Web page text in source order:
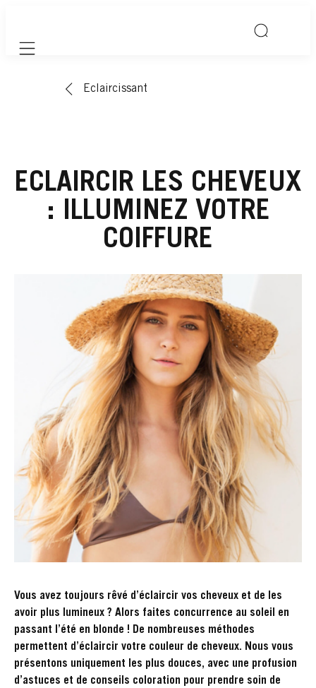
Mobile navigation
Eclaircissant
ECLAIRCIR LES CHEVEUX
: ILLUMINEZ VOTRE
COIFFURE
Vous avez toujours rêvé d’éclaircir vos cheveux et de les
avoir plus lumineux ? Alors faites concurrence au soleil en
passant l’été en blonde ! De nombreuses méthodes
permettent d’éclaircir votre couleur de cheveux. Nous vous
présentons uniquement les plus douces, avec une profusion
d’astuces et de conseils coloration pour prendre soin de